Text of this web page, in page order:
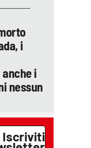
i
i
nessun
Iscriviti